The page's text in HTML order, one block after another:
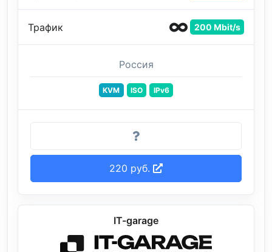
Трафик 200 Mbit/s
Россия
KVM ISO IPv6
220 руб.
IT-garage